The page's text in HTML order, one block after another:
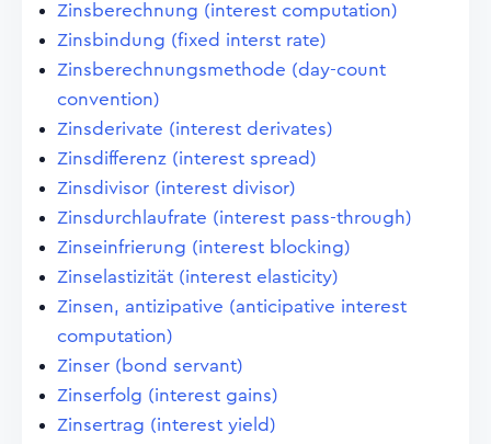
Zinsberechnung (interest computation)
Zinsbindung (fixed interst rate)
Zinsberechnungsmethode (day-count
convention)
Zinsderivate (interest derivates)
Zinsdifferenz (interest spread)
Zinsdivisor (interest divisor)
Zinsdurchlaufrate (interest pass-through)
Zinseinfrierung (interest blocking)
Zinselastizität (interest elasticity)
Zinsen, antizipative (anticipative interest
computation)
Zinser (bond servant)
Zinserfolg (interest gains)
Zinsertrag (interest yield)